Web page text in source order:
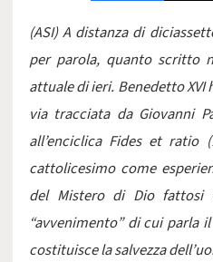
(ASI) A distanza di
per parola, quanto scritto
attuale di ieri. Benedetto XVI
via tracciata da Giovanni
all’enciclica Fides et ratio
cattolicesimo come
del Mistero di Dio fattosi
“avvenimento” di cui parla
costituisce la salvezza